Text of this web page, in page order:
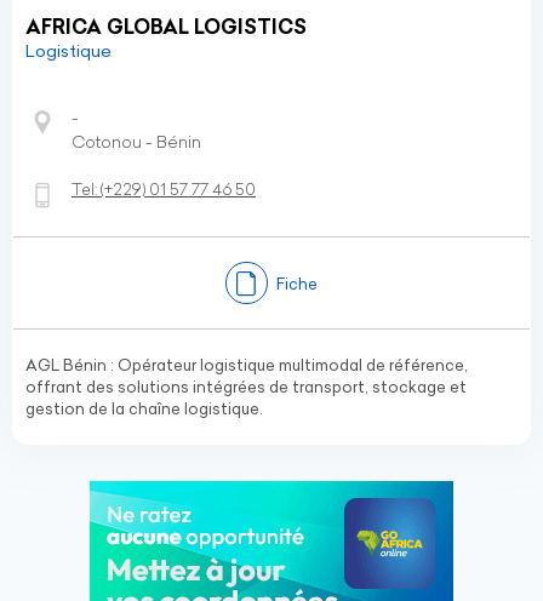
AFRICA GLOBAL LOGISTICS
Logistique
-
Cotonou - Bénin
Tel:(+229) 01 57 77 46 50
Fiche
AGL Bénin : Opérateur logistique multimodal de référence,
offrant des solutions intégrées de transport, stockage et
gestion de la chaîne logistique.